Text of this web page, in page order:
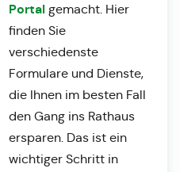
Portalgemacht. Hier
finden Sie
verschiedenste
Formulare und Dienste,
die Ihnen im besten Fall
den Gang ins Rathaus
ersparen. Das ist ein
wichtiger Schritt in